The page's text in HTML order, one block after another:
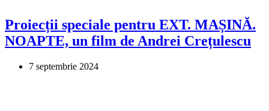
Proiecții speciale pentru EXT. MAȘINĂ.
NOAPTE, un film de Andrei Crețulescu
7 septembrie 2024